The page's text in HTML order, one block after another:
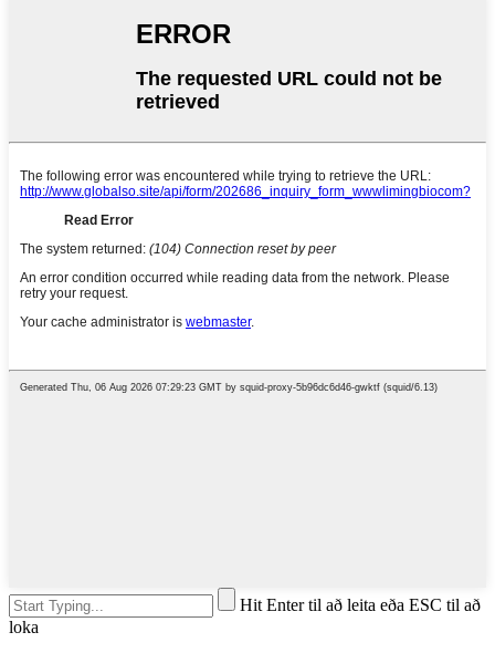
Hit Enter til að leita eða ESC til að
loka